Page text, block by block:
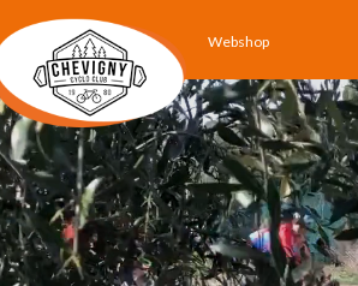
Webshop